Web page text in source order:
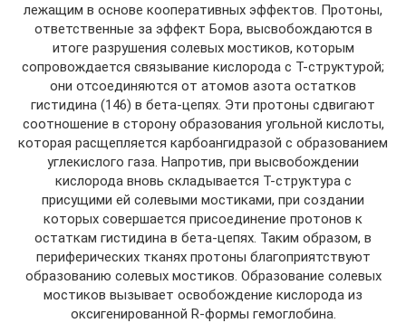
лежащим в основе кооперативных эффектов. Протоны,
ответственные за эффект Бора, высвобождаются в
итоге разрушения солевых мостиков, которым
сопровождается связывание кислорода с Т-структурой;
они отсоединяются от атомов азота остатков
гистидина (146) в бета-цепях. Эти протоны сдвигают
соотношение в сторону образования угольной кислоты,
которая расщепляется карбоангидразой с образованием
углекислого газа. Напротив, при высвобождении
кислорода вновь складывается Т-структура с
присущими ей солевыми мостиками, при создании
которых совершается присоединение протонов к
остаткам гистидина в бета-цепях. Таким образом, в
периферических тканях протоны благоприятствуют
образованию солевых мостиков. Образование солевых
мостиков вызывает освобождение кислорода из
оксигенированной R-формы гемоглобина.